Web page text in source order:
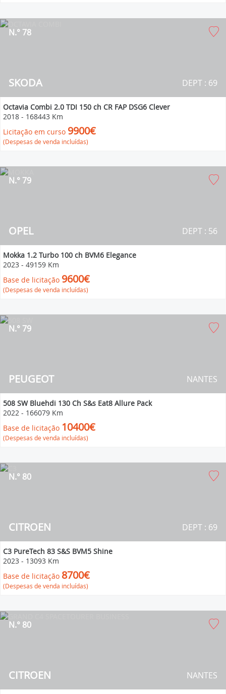
SKODA
N.° 78
DEPT : 69
Octavia Combi 2.0 TDI 150 ch CR FAP DSG6 Clever
2018 - 168443 Km
Licitação em curso 9900€
(Despesas de venda incluídas)
OPEL
N.° 79
DEPT : 56
Mokka 1.2 Turbo 100 ch BVM6 Elegance
2023 - 49159 Km
Base de licitação 9600€
(Despesas de venda incluídas)
PEUGEOT
N.° 79
NANTES
508 SW Bluehdi 130 Ch S&s Eat8 Allure Pack
2022 - 166079 Km
Base de licitação 10400€
(Despesas de venda incluídas)
CITROEN
N.° 80
DEPT : 69
C3 PureTech 83 S&S BVM5 Shine
2023 - 13093 Km
Base de licitação 8700€
(Despesas de venda incluídas)
CITROEN
N.° 80
NANTES